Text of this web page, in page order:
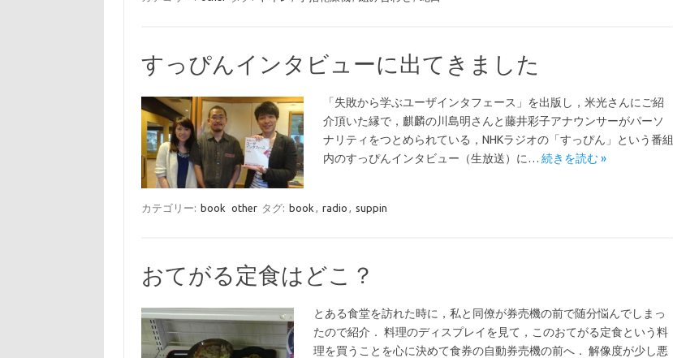
すっぴんインタビューに出てきました
「失敗から学ぶユーザインタフェース」を出版し，米光さんにご紹
介頂いた縁で，麒麟の川島明さんと藤井彩子アナウンサーがパーソ
ナリティをつとめられている，NHKラジオの「すっぴん」という番組
内のすっぴんインタビュー（生放送）に… 続きを読む »
カテゴリー: book other タグ: book , radio , suppin
おてがる定食はどこ？
とある食堂を訪れた時に，私と同僚が券売機の前で随分悩んでしまっ
たので紹介． 料理のディスプレイを見て，このおてがる定食という料
理を買うことを心に決めて食券の自動券売機の前へ． 解像度が少し悪